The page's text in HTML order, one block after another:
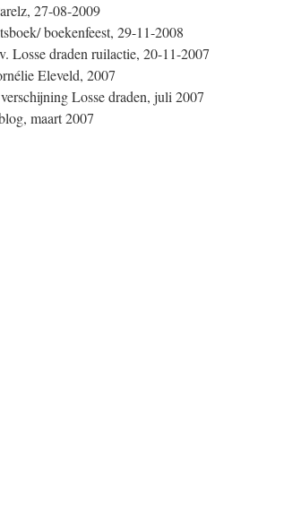
27-08-2009
boekenfeest, 29-11-2008
Losse draden ruilactie, 20-11-2007
Eleveld, 2007
Losse draden, juli 2007
maart 2007